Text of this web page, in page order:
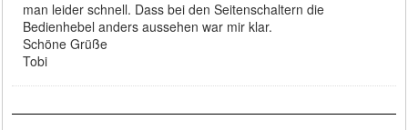
man leider schnell. Dass bei den Seitenschaltern die
Bedienhebel anders aussehen war mir klar.
Schöne Grüße
Tobi